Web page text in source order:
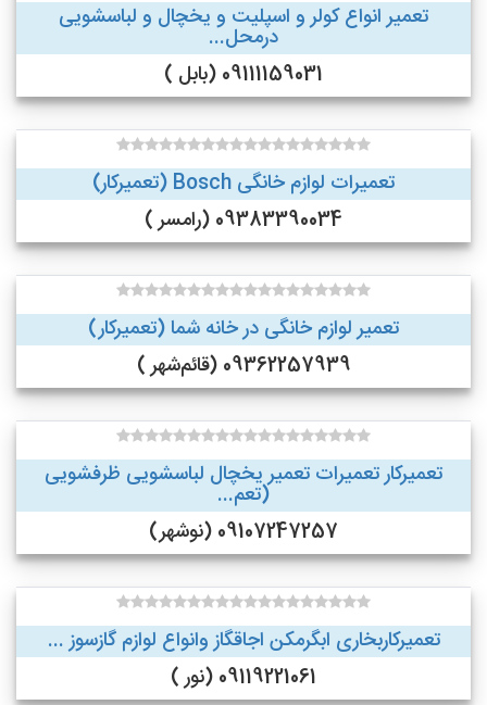
تعمیر انواع کولر و اسپلیت و یخچال و لباسشویی
درمحل...
09111159031 (بابل )
تعمیرات لوازم خانگی Bosch (تعمیرکار)
09383390034 (رامسر )
تعمیر لوازم خانگی در خانه شما (تعمیرکار)
09362257939 (قائم‌شهر )
تعمیرکار تعمیرات تعمیر یخچال لباسشویی ظرفشویی
(تعم...
09107247257 (نوشهر)
تعمیرکاربخاری ابگرمکن اجاقگاز وانواع لوازم گازسوز ...
09119221061 (نور )